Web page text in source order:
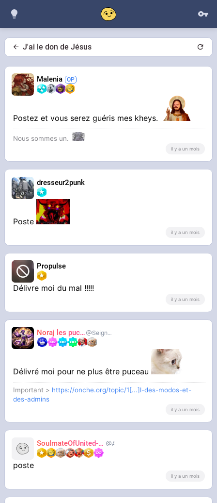
J'ai le don de Jésus
Malenia
Postez et vous serez guéris mes kheys.
Nous sommes un.
il y a un mois
dresseur2punk
Poste
il y a un mois
Propulse
Délivre moi du mal !!!!!
il y a un mois
Noraj les pucix SeigneurCooler
Délivré moi pour ne plus être puceau
Important > https://onche.org/topic/1[...]l-des-modos-et-
des-admins
il y a un mois
SoulmateOfUnited-kv
poste
il y a un mois